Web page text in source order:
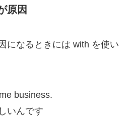
原因
になるときには with を使い
business.
いんです